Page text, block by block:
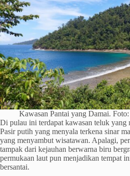
Kawasan Pantai yang Damai.
Di pulau ini terdapat kawasan teluk yang
Pasir putih yang menyala terkena sinar
yang menyambut wisatawan. Apalagi,
tampak dari kejauhan berwarna biru
permukaan laut pun menjadikan tempat
bersantai.